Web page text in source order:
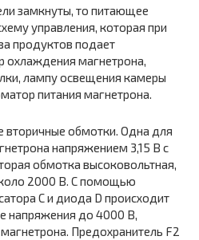
замкнуты, то питающее
управления, которая при
продуктов подает
охлаждения магнетрона,
лампу освещения камеры
питания магнетрона.
вторичные обмотки. Одна для
напряжением 3,15 В с
обмотка высоковольтная,
2000 В. С помощью
C и диода D происходит
напряжения до 4000 В,
Предохранитель F2